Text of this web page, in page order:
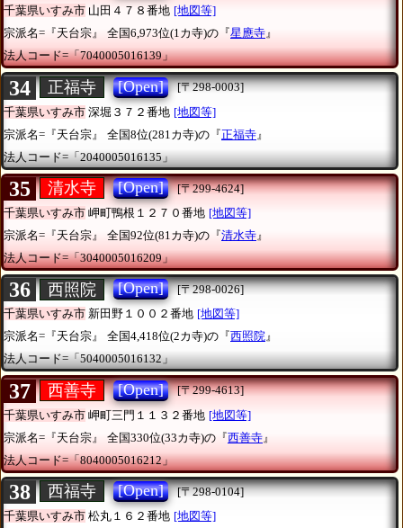
千葉県いすみ市 山田４７８番地 [地図等]
宗派名=『天台宗』
全国6,973位(1カ寺)の『星應寺』
法人コード=「7040005016139」
34 正福寺 [Open]
[〒298-0003]
千葉県いすみ市 深堀３７２番地 [地図等]
宗派名=『天台宗』
全国8位(281カ寺)の『正福寺 』
法人コード=「2040005016135」
35 清水寺 [Open]
[〒299-4624]
千葉県いすみ市 岬町鴨根１２７０番地 [地図等]
宗派名=『天台宗』
全国92位(81カ寺)の『清水寺 』
法人コード=「3040005016209」
36 西照院 [Open]
[〒298-0026]
千葉県いすみ市 新田野１００２番地 [地図等]
宗派名=『天台宗』
全国4,418位(2カ寺)の『西照院』
法人コード=「5040005016132」
37 西善寺 [Open]
[〒299-4613]
千葉県いすみ市 岬町三門１１３２番地 [地図等]
宗派名=『天台宗』
全国330位(33カ寺)の『西善寺 』
法人コード=「8040005016212」
38 西福寺 [Open]
[〒298-0104]
千葉県いすみ市 松丸１６２番地 [地図等]